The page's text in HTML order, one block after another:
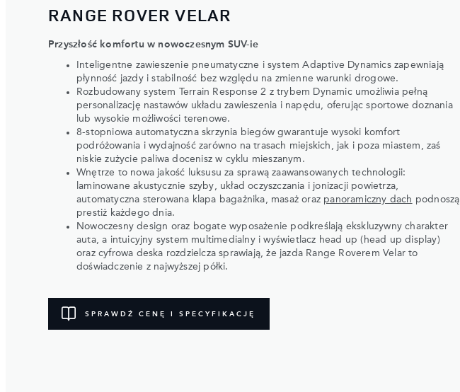
RANGE ROVER VELAR
Przyszłość komfortu w nowoczesnym SUV-ie
Inteligentne zawieszenie pneumatyczne i system Adaptive Dynamics zapewniają
płynność jazdy i stabilność bez względu na zmienne warunki drogowe.
Rozbudowany system Terrain Response 2 z trybem Dynamic umożliwia pełną
personalizację nastawów układu zawieszenia i napędu, oferując sportowe doznania
lub wysokie możliwości terenowe.
8-stopniowa automatyczna skrzynia biegów gwarantuje wysoki komfort
podróżowania i wydajność zarówno na trasach miejskich, jak i poza miastem, zaś
niskie zużycie paliwa docenisz w cyklu mieszanym.
Wnętrze to nowa jakość luksusu za sprawą zaawansowanych technologii:
laminowane akustycznie szyby, układ oczyszczania i jonizacji powietrza,
automatyczna sterowana klapa bagażnika, masaż oraz panoramiczny dach podnoszą
prestiż każdego dnia.
Nowoczesny design oraz bogate wyposażenie podkreślają ekskluzywny charakter
auta, a intuicyjny system multimedialny i wyświetlacz head up (head up display)
oraz cyfrowa deska rozdzielcza sprawiają, że jazda Range Roverem Velar to
doświadczenie z najwyższej półki.
SPRAWDŹ CENĘ I SPECYFIKACJĘ